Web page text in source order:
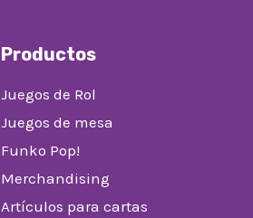
Productos
Juegos de Rol
Juegos de mesa
Funko Pop!
Merchandising
Artículos para cartas